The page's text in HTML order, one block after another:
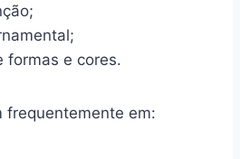
formas e cores.
frequentemente em: